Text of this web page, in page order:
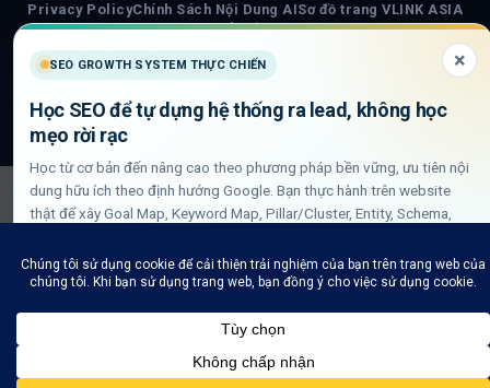
Visa PayPalStripe MasterCard
Cash
Delivery
Privacy PolicyChính Sách Nội Dung AISơ đồ trang VLINK ASIA
Tin tức
COPYRIGHT 2026 ©VLINK ASIA
SEO GROWTH SYSTEM THỰC CHIẾN ×
Học SEO để tự dựng hệ thống ra lead, không học
mẹo rời rạc
Học từ cơ bản đến nâng cao theo phương pháp bền vững, ưu tiên nội
dung hữu ích theo định hướng Google. Bạn thực hành trên website
thật để xây Goal Map, Keyword Map, Pillar/Cluster, Entity, Schema,
Xem lộ trình học SEO thực chiến